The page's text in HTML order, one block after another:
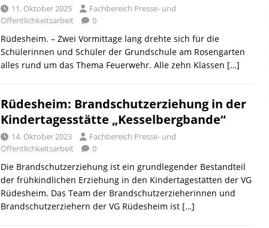
11. Oktober 2025
Fachbereich Presse- und
Öffentlichkeitsarbeit
0
Rüdesheim. – Zwei Vormittage lang drehte sich für die
Schülerinnen und Schüler der Grundschule am Rosengarten
alles rund um das Thema Feuerwehr. Alle zehn Klassen […]
Rüdesheim: Brandschutzerziehung in der
Kindertagesstätte „Kesselbergbande“
14. Oktober 2023
Fachbereich Presse- und
Öffentlichkeitsarbeit
0
Die Brandschutzerziehung ist ein grundlegender Bestandteil
der frühkindlichen Erziehung in den Kindertagestätten der VG
Rüdesheim. Das Team der Brandschutzerzieherinnen und
Brandschutzerziehern der VG Rüdesheim ist […]